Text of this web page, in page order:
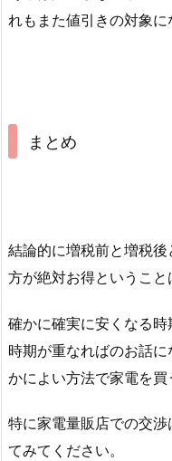
れもまた値引きの対象に
まとめ
結論的に増税前と増税
方が絶対お得ということ
確かに確実に安くなる
時期が重なればのお話
かによい方法で家電を買
特に家電量販店での交
てみてください。